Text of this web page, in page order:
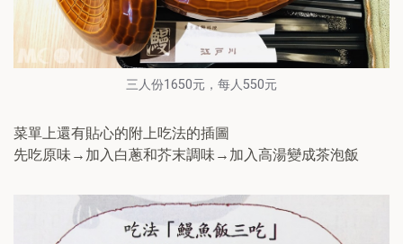
三人份1650元，每人550元
菜單上還有貼心的附上吃法的插圖
先吃原味→加入白蔥和芥末調味→加入高湯變成茶泡飯